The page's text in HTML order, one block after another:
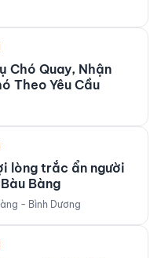
Chó Quay, Nhận
Theo Yêu Cầu
lòng trắc ẩn người
Bàng
- Bình Dương